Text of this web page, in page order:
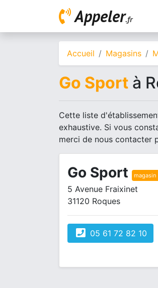
Appeler.fr
Accueil Magasins
Go Sport à
Cette liste
exhaustive. Si vous
merci de nous contacter
Go Sport
5 Avenue Fraixinet
31120 Roques
05 61 72 82 10